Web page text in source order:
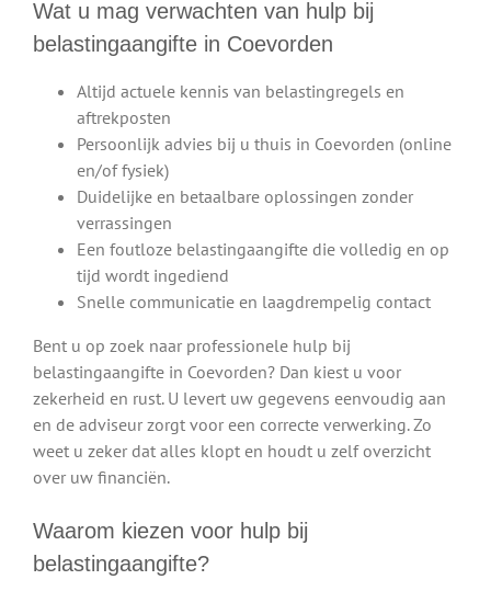
Wat u mag verwachten van hulp bij
belastingaangifte in Coevorden
Altijd actuele kennis van belastingregels en
aftrekposten
Persoonlijk advies bij u thuis in Coevorden (online
en/of fysiek)
Duidelijke en betaalbare oplossingen zonder
verrassingen
Een foutloze belastingaangifte die volledig en op
tijd wordt ingediend
Snelle communicatie en laagdrempelig contact
Bent u op zoek naar professionele hulp bij
belastingaangifte in Coevorden? Dan kiest u voor
zekerheid en rust. U levert uw gegevens eenvoudig aan
en de adviseur zorgt voor een correcte verwerking. Zo
weet u zeker dat alles klopt en houdt u zelf overzicht
over uw financiën.
Waarom kiezen voor hulp bij
belastingaangifte?